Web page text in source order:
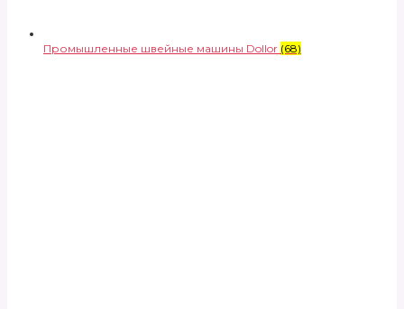
Промышленные швейные машины Dollor (68)